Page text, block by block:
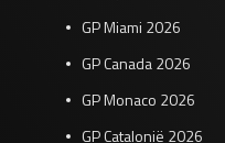
GP Miami 2026
GP Canada 2026
GP Monaco 2026
GP Catalonië 2026